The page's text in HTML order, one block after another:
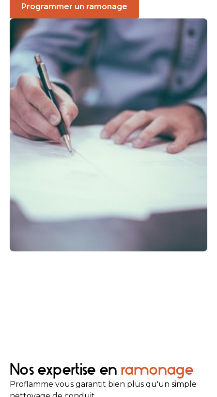
Programmer un ramonage
Nos expertise en ramonage
Proflamme vous garantit bien plus qu'un simple